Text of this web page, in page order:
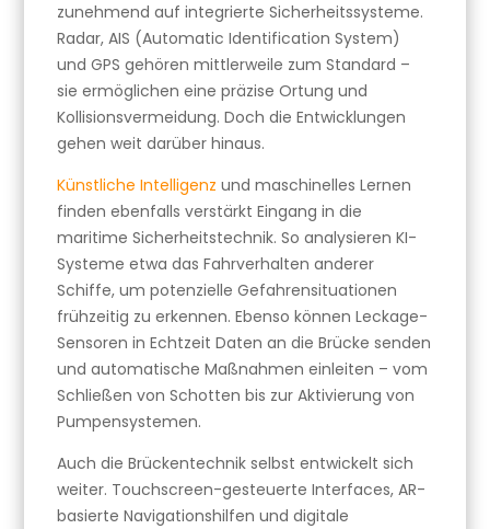
zunehmend auf integrierte Sicherheitssysteme.
Radar, AIS (Automatic Identification System)
und GPS gehören mittlerweile zum Standard –
sie ermöglichen eine präzise Ortung und
Kollisionsvermeidung. Doch die Entwicklungen
gehen weit darüber hinaus.
Künstliche Intelligenzund maschinelles Lernen
finden ebenfalls verstärkt Eingang in die
maritime Sicherheitstechnik. So analysieren KI-
Systeme etwa das Fahrverhalten anderer
Schiffe, um potenzielle Gefahrensituationen
frühzeitig zu erkennen. Ebenso können Leckage-
Sensoren in Echtzeit Daten an die Brücke senden
und automatische Maßnahmen einleiten – vom
Schließen von Schotten bis zur Aktivierung von
Pumpensystemen.
Auch die Brückentechnik selbst entwickelt sich
weiter. Touchscreen-gesteuerte Interfaces, AR-
basierte Navigationshilfen und digitale